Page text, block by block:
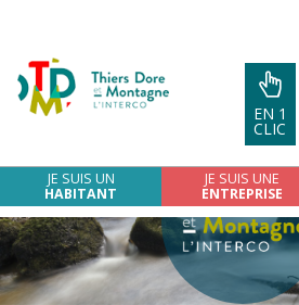
EN 1
CLIC
JE SUIS UN
HABITANT
JE SUIS UNE
ENTREPRISE